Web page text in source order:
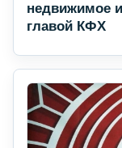
недвижимое
главой КФХ